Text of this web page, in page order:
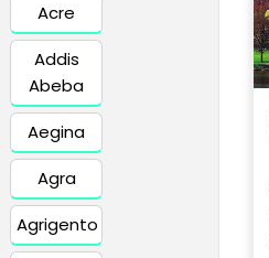
Acre
Addis
Abeba
Aegina
Agra
Agrigento